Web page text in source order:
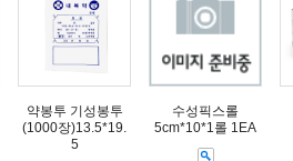
약봉투 기성봉투
(1000장)13.5*19.
5
수성픽스롤
5cm*10*1롤 1EA